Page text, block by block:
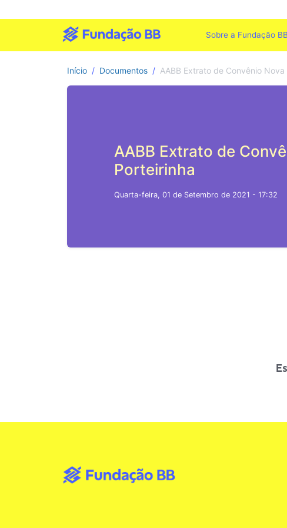
Sobre a Fundação BB
Início Documentos AABB Extrato de Convênio Nova
AABB Extrato de
Porteirinha
Quarta-feira, 01 de Setembro de 2021 - 17:32